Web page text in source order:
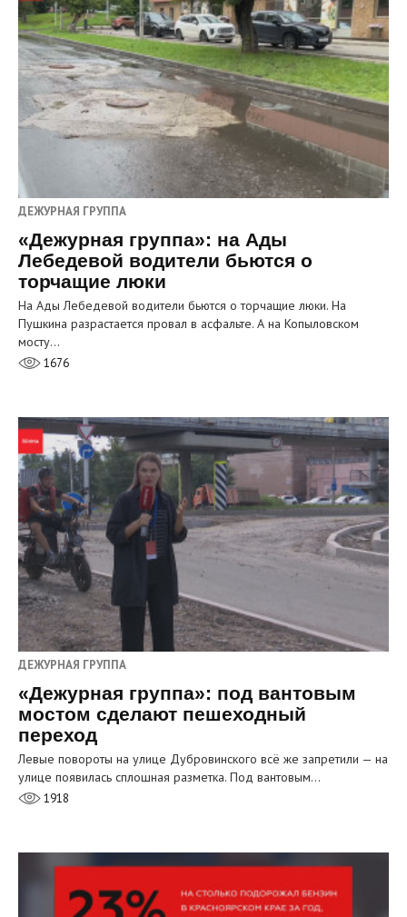
ДЕЖУРНАЯ ГРУППА
«Дежурная группа»: на Ады
Лебедевой водители бьются о
торчащие люки
На Ады Лебедевой водители бьются о торчащие люки. На
Пушкина разрастается провал в асфальте. А на Копыловском
мосту…
1676
ДЕЖУРНАЯ ГРУППА
«Дежурная группа»: под вантовым
мостом сделают пешеходный
переход
Левые повороты на улице Дубровинского всё же запретили — на
улице появилась сплошная разметка. Под вантовым…
1918